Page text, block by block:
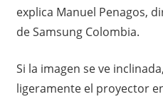
explica Manuel Penagos,
de Samsung Colombia.
Si la imagen se ve
ligeramente el proyector